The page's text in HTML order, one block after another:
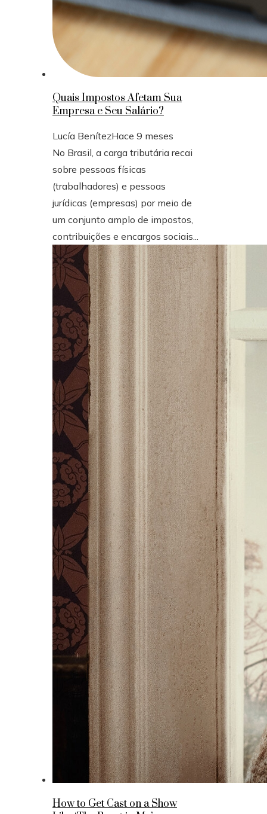
Quais Impostos Afetam Sua
Empresa e Seu Salário?
Lucía BenítezHace 9 meses
No Brasil, a carga tributária recai
sobre pessoas físicas
(trabalhadores) e pessoas
jurídicas (empresas) por meio de
um conjunto amplo de impostos,
contribuições e encargos sociais...
How to Get Cast on a Show